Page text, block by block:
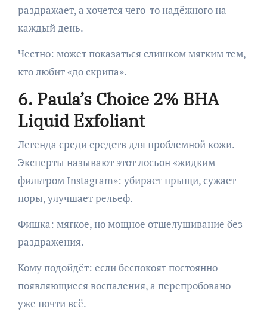
раздражает, а хочется чего-то надёжного на
каждый день.
Честно: может показаться слишком мягким тем,
кто любит «до скрипа».
6. Paula’s Choice 2% BHA
Liquid Exfoliant
Легенда среди средств для проблемной кожи.
Эксперты называют этот лосьон «жидким
фильтром Instagram»: убирает прыщи, сужает
поры, улучшает рельеф.
Фишка: мягкое, но мощное отшелушивание без
раздражения.
Кому подойдёт: если беспокоят постоянно
появляющиеся воспаления, а перепробовано
уже почти всё.